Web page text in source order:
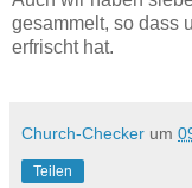
gesammelt, so dass
erfrischt hat.
Church-Checker um
Teilen